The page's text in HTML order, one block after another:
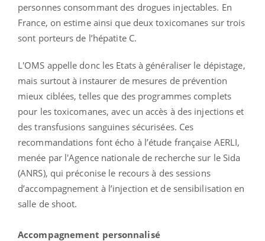
personnes consommant des drogues injectables. En
France, on estime ainsi que deux toxicomanes sur trois
sont porteurs de l’hépatite C.
L'OMS appelle donc les Etats à généraliser le dépistage,
mais surtout à instaurer de mesures de prévention
mieux ciblées, telles que des programmes complets
pour les toxicomanes, avec un accès à des injections et
des transfusions sanguines sécurisées. Ces
recommandations font écho à l’étude française AERLI,
menée par l'Agence nationale de recherche sur le Sida
(ANRS), qui préconise le recours à des sessions
d’accompagnement à l’injection et de sensibilisation en
salle de shoot.
Accompagnement personnalisé